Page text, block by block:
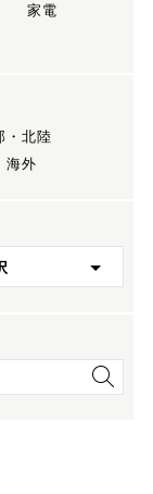
家電
・北陸
海外